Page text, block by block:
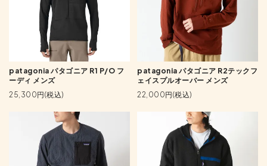
patagonia パタゴニア R1 P/O フ
ーディ メンズ
25,300円(税込)
patagonia パタゴニア R2テックフ
ェイスプルオーバー メンズ
22,000円(税込)